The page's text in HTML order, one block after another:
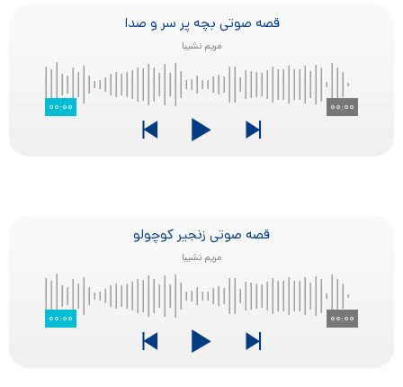
قصه صوتی بچه پر سر و صدا
مریم نشیبا
۰۰:۰۰ ۰۰:۰۰
قصه صوتی زنجیر کوچولو
مریم نشیبا
۰۰:۰۰ ۰۰:۰۰